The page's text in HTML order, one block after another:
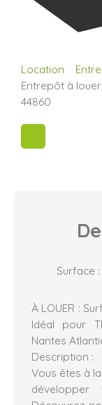
Location
Entrepôt à
44860
Surface :
À LOUER :
Idéal pour
Nantes
Description :
Vous êtes à
développer